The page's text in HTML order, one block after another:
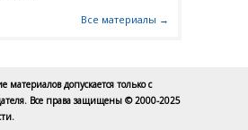
Все материалы →
материалов допускается только с
Все права защищены © 2000-2025